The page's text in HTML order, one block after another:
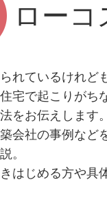
ロー
られているけれ
宅で起こりがち
をお伝えします
会社の事例など
。
はじめる方や具